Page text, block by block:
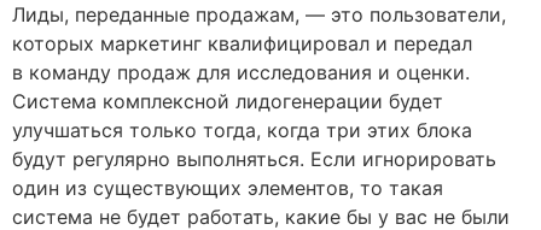
Лиды, переданные продажам, — это пользователи,
которых маркетинг квалифицировал и передал
в команду продаж для исследования и оценки.
Система комплексной лидогенерации будет
улучшаться только тогда, когда три этих блока
будут регулярно выполняться. Если игнорировать
один из существующих элементов, то такая
система не будет работать, какие бы у вас не были